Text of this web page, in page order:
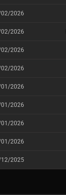
2026
2026
2026
2026
2026
2026
2026
2026
2025